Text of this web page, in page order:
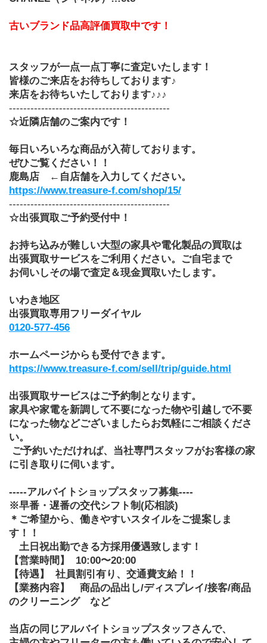
古いブランド品高評価買取中です！
スタッフが一点一点丁寧に査定いたします！
皆様のご来店をお待ちしております♪
来店をお待ちいたしております♪♪♪
---------------------------------------------
☆近隣店舗のご案内です！
毎日いろいろな商品が入荷しております。
ぜひご覧ください！！
鹿島店　←自店舗を入力してください。
https://www.treasure-f.com/shop/15/
---------------------------------------------
☆出張買取ご予約受付中！
お持ち込みが難しい大型の家具や電化製品の買取は
出張買取サービスをご利用ください。ご自宅まで
お伺いしその場で査定＆現金買取いたします。
いわき地区
出張買取専用フリーダイヤル
0120-577-456
ホームページからも受付できます。
https://www.treasure-f.com/sell/trip/guide.html
出張買取サービスはご予約制となります。
家具や家電を新調して不要になった物や引越しで不要
になった物などございましたらお気軽にご相談くださ
い。
に引き取りに伺います。
-----アルバイトショップスタッフ募集----
※早番・遅番の交代シフト制(応相談)
＊ご希望から、働きやすいスタイルをご提案しま
す！！
土日祝出勤できる方採用優遇致します！
【営業時間】
10:00〜20:00
【待遇】
社員割引有り、交通費支給！！
【業務内容】
商品の品出し/ディスプレイ/接客/商品
のクリーニング　など
当店の同じアルバイトショップスタッフさんで、